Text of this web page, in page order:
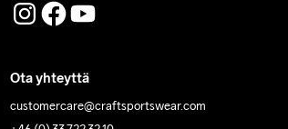
Ota yhteyttä
customercare@craftsportswear.com